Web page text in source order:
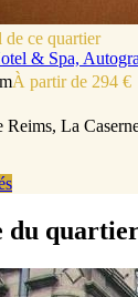
ce quartier
& Spa,
À partir de 294 €
Reims, La
du